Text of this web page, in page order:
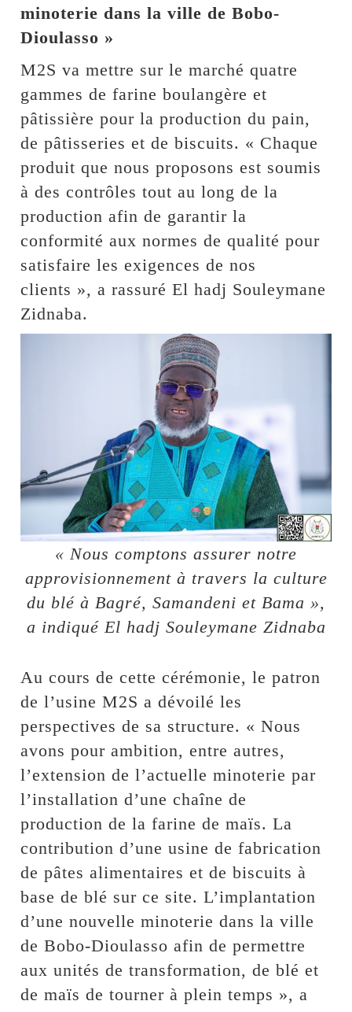
minoterie dans la ville de Bobo-
Dioulasso »
M2S va mettre sur le marché quatre
gammes de farine boulangère et
pâtissière pour la production du pain,
de pâtisseries et de biscuits. « Chaque
produit que nous proposons est soumis
à des contrôles tout au long de la
production afin de garantir la
conformité aux normes de qualité pour
satisfaire les exigences de nos
clients », a rassuré El hadj Souleymane
Zidnaba.
« Nous comptons assurer notre
approvisionnement à travers la culture
du blé à Bagré, Samandeni et Bama »,
a indiqué El hadj Souleymane Zidnaba
Au cours de cette cérémonie, le patron
de l’usine M2S a dévoilé les
perspectives de sa structure. « Nous
avons pour ambition, entre autres,
l’extension de l’actuelle minoterie par
l’installation d’une chaîne de
production de la farine de maïs. La
contribution d’une usine de fabrication
de pâtes alimentaires et de biscuits à
base de blé sur ce site. L’implantation
d’une nouvelle minoterie dans la ville
de Bobo-Dioulasso afin de permettre
aux unités de transformation, de blé et
de maïs de tourner à plein temps », a